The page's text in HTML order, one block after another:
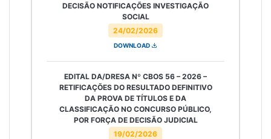
24/02/2026
DECISÃO NOTIFICAÇÕES INVESTIGAÇÃO
SOCIAL
DOWNLOAD
19/02/2026
EDITAL DA/DRESA Nº CBOS 56 – 2026 –
RETIFICAÇÕES DO RESULTADO DEFINITIVO
DA PROVA DE TÍTULOS E DA
CLASSIFICAÇÃO NO CONCURSO PÚBLICO,
POR FORÇA DE DECISÃO JUDICIAL